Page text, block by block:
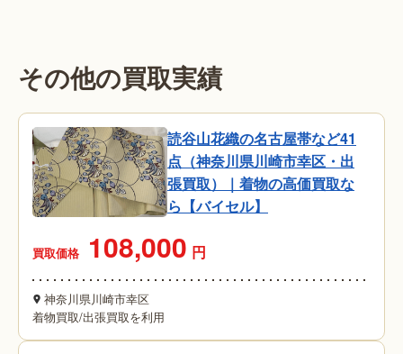
その他の買取実績
読谷山花織の名古屋帯など41
点（神奈川県川崎市幸区・出
張買取）｜着物の高価買取な
ら【バイセル】
買取価格 108,000 円
神奈川県川崎市幸区
着物買取/出張買取を利用